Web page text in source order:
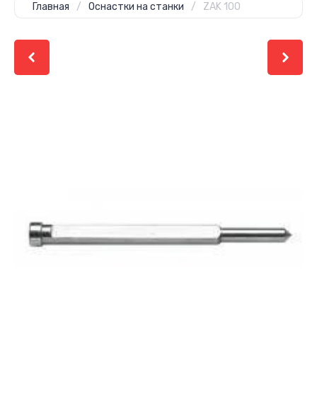
Главная / Оснастки на станки / ZAK 100